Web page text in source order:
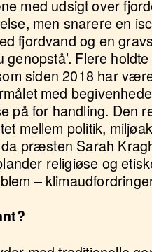
med udsigt over
men snarere en
fjordvand og en
genopstå’. Flere
siden 2018 har
med
på for handling. Den
mellem politik,
præsten Sarah
religiøse og
–